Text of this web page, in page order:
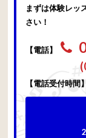
まずは体験レッ
さい！
【電話】
【電話受付時